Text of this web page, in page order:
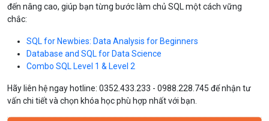
đến nâng cao, giúp bạn từng bước làm chủ SQL một cách vững
chắc:
SQL for Newbies: Data Analysis for Beginners
Database and SQL for Data Science
Combo SQL Level 1 & Level 2
Hãy liên hệ ngay hotline: 0352.433.233 - 0988.228.745 để nhận tư
vấn chi tiết và chọn khóa học phù hợp nhất với bạn.